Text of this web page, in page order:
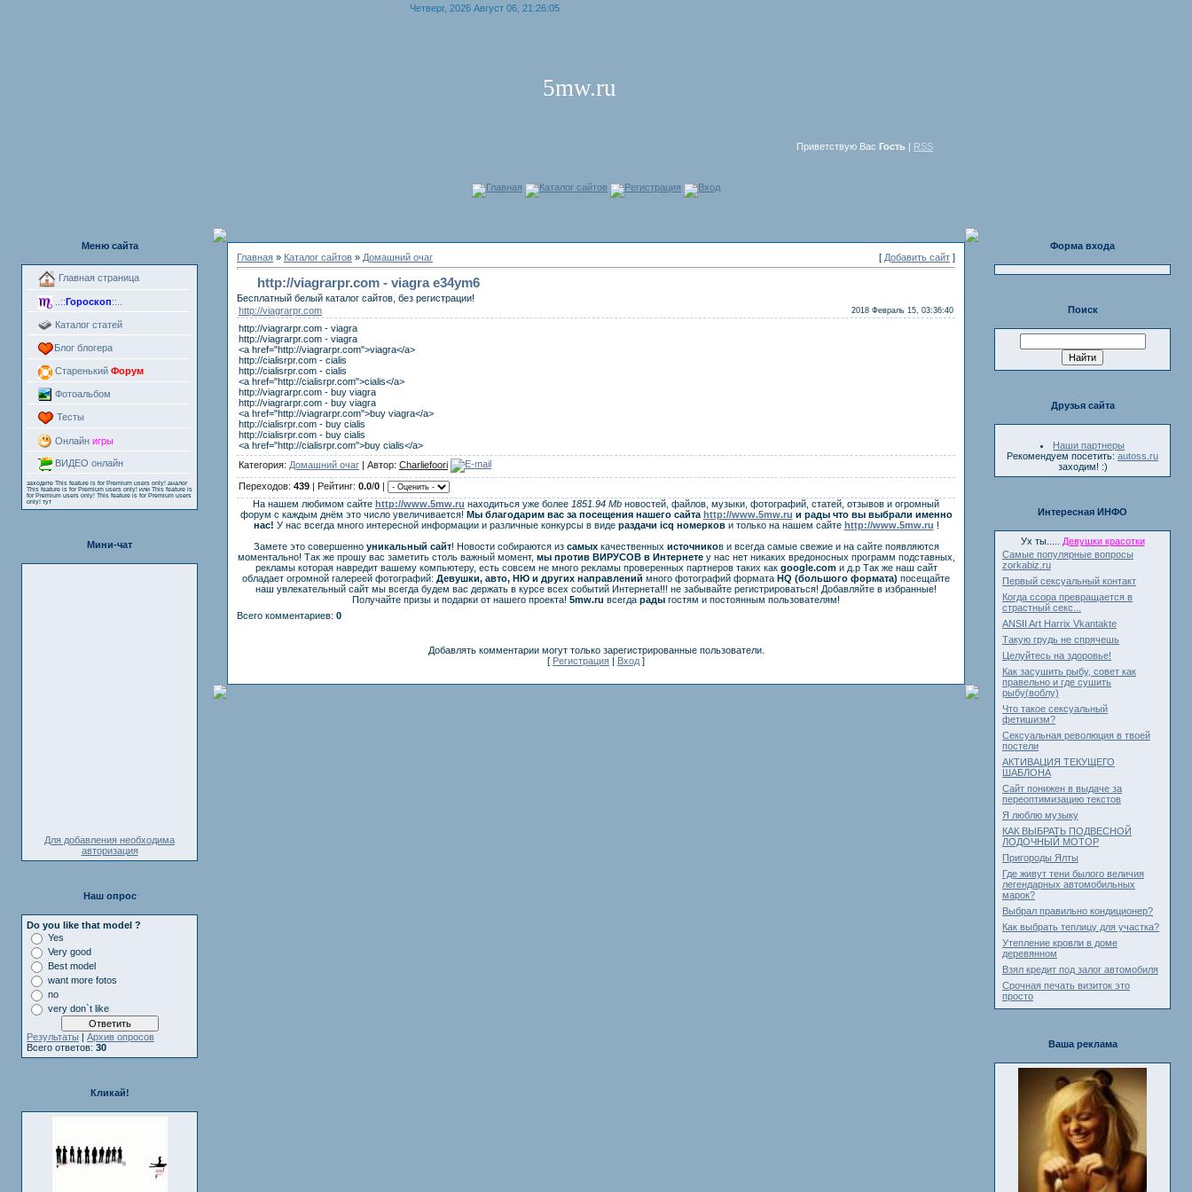
Четверг, 2026 Август 06, 21:26:05
5mw.ru
Приветствую Вас Гость | RSS
Главная Каталог сайтов Регистрация Вход
Меню сайта
Главная страница
..:: Гороскоп::..
Каталог статей
Блог блогера
Старенький Форум
Фотоальбом
Тесты
Онлайн игры
ВИДЕО онлайн
заходите This feature is for Premium users only! аналог
This feature is for Premium users only! или This feature is
for Premium users only! This feature is for Premium users
only! тут
Мини-чат
Для добавления необходима
авторизация
Наш опрос
Do you like that model ?
Yes
Very good
Best model
want more fotos
no
very don`t like
Результаты | Архив опросов
Всего ответов: 30
Кликай!
Главная » Каталог сайтов » Домашний очаг [ Добавить сайт ]
http://viagrarpr.com - viagra e34ym6
Бесплатный белый каталог сайтов, без регистрации!
http://viagrarpr.com
2018 Февраль 15, 03:36:40
http://viagrarpr.com - viagra
http://viagrarpr.com - viagra
<a href="http://viagrarpr.com">viagra</a>
http://cialisrpr.com - cialis
http://cialisrpr.com - cialis
<a href="http://cialisrpr.com">cialis</a>
http://viagrarpr.com - buy viagra
http://viagrarpr.com - buy viagra
<a href="http://viagrarpr.com">buy viagra</a>
http://cialisrpr.com - buy cialis
http://cialisrpr.com - buy cialis
<a href="http://cialisrpr.com">buy cialis</a>
Категория: Домашний очаг | Автор: Charliefoori
Переходов: 439 | Рейтинг: 0.0/0 |
На нашем любимом сайте http://www.5mw.ru находиться уже более 1851.94 Mb новостей, файлов, музыки, фотографий, статей, отзывов и огромный
форум с каждым днём это число увеличивается! Мы благодарим вас за посещения нашего сайта http://www.5mw.ru и рады что вы выбрали именно
нас! У нас всегда много интересной информации и различные конкурсы в виде раздачи icq номеркови только на нашем сайте http://www.5mw.ru !
Замете это совершенноуникальный сайт! Новости собираются из самыхкачественных источников и всегда самые свежие и на сайте появляются
моментально! Так же прошу вас заметить столь важный момент, мы против ВИРУСОВ в Интернетеу нас нет никаких вредоносных программ подставных,
рекламы которая навредит вашему компьютеру, есть совсем не много рекламы проверенных партнеров таких как google.comи д.р Так же наш сайт
обладает огромной галереей фотографий: Девушки, авто, НЮ и других направлений много фотографий формата HQ (большого формата) посещайте
наш увлекательный сайт мы всегда будем вас держать в курсе всех событий Интернета!!! не забывайте регистрироваться! Добавляйте в избранные!
Получайте призы и подарки от нашего проекта! 5mw.ru всегда рады гостям и постоянным пользователям!
Всего комментариев: 0
Добавлять комментарии могут только зарегистрированные пользователи.
[ Регистрация | Вход ]
Форма входа
Поиск
Друзья сайта
Наши партнеры
Рекомендуем посетить: autoss.ru
заходим! :)
Интересная ИНФО
Ух ты.....
Девушки красотки
Самые популярные вопросы
zorkabiz.ru
Первый сексуальный контакт
Когда ссора превращается в
страстный секс...
ANSII Art Harrix Vkantakte
Такую грудь не спрячешь
Целуйтесь на здоровье!
Как засушить рыбу, совет как
правельно и где сушить
рыбу(воблу)
Что такое сексуальный
фетишизм?
Сексуальная революция в твоей
постели
АКТИВАЦИЯ ТЕКУЩЕГО
ШАБЛОНА
Сайт понижен в выдаче за
переоптимизацию текстов
Я люблю музыку
КАК ВЫБРАТЬ ПОДВЕСНОЙ
ЛОДОЧНЫЙ МОТОР
Пригороды Ялты
Где живут тени былого величия
легендарных автомобильных
марок?
Выбрал правильно кондиционер?
Как выбрать теплицу для участка?
Утепление кровли в доме
деревянном
Взял кредит под залог автомобиля
Срочная печать визиток это
просто
Ваша реклама